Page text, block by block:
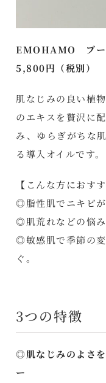
EMOHAMO ブー
5,800円（税別）
肌なじみの良い植
のエキスを贅沢に
み、ゆらぎがちな
る導入オイルです。
【こんな方におすす
◎脂性肌でニキビ
◎肌荒れなどの悩
◎敏感肌で季節の
ぐ。
3つの特徴
◎肌なじみのよさ
ー